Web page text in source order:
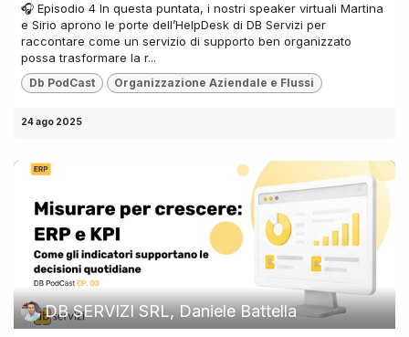
🎧 Episodio 4 In questa puntata, i nostri speaker virtuali Martina
e Sirio aprono le porte dell’HelpDesk di DB Servizi per
raccontare come un servizio di supporto ben organizzato
possa trasformare la r...
Db PodCast Organizzazione Aziendale e Flussi
24 ago 2025
DB SERVIZI SRL, Daniele Battella